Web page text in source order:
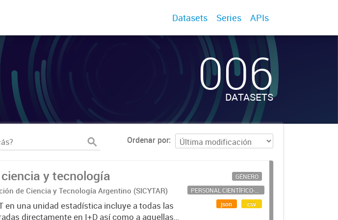
Datasets Series APIs
006
DATASETS
Ordenar por
y tecnología
de Ciencia y Tecnología Argentino (SICYTAR)
en una unidad estadística incluye a todas las
directamente en I+D así como a aquellas
GÉNERO
PERSONAL CIENTÍFICO-TECNOLÓGICO
json
csv